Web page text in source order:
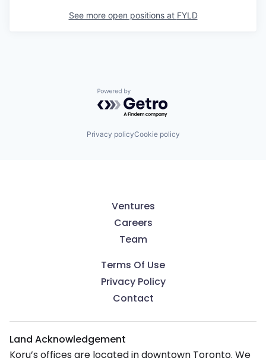
See more open positions at FYLD
Powered by Getro.com
Privacy policyCookie policy
Ventures
Careers
Team
Terms Of Use
Privacy Policy
Contact
Land Acknowledgement
Koru’s offices are located in downtown Toronto. We